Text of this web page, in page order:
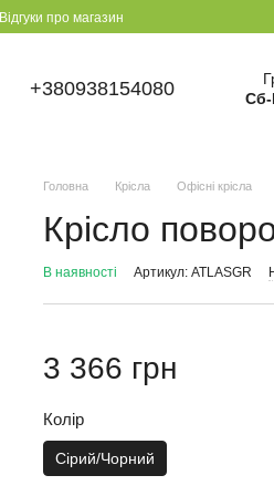
Відгуки про магазин
+380938154080
Головна Крісла Офісні крісла
Крісло
В наявності Артикул: ATLASGR
3 366 грн
Колір
Сірий/Чорний